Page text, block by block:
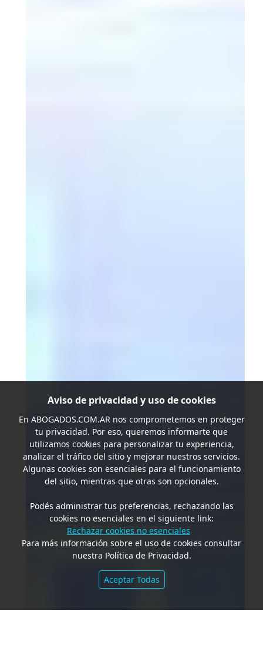
Aviso de privacidad y uso de cookies
En ABOGADOS.COM.ARnos comprometemos en proteger
tu privacidad. Por eso, queremos informarte que
utilizamos cookies para personalizar tu experiencia,
analizar el tráfico del sitio y mejorar nuestros servicios.
Algunas cookies son esenciales para el funcionamiento
del sitio, mientras que otras son opcionales.
Podés administrar tus preferencias, rechazando las
cookies no esenciales en el siguiente link:
Rechazar cookies no esenciales
Para más información sobre el uso de cookies consultar
nuestra Política de Privacidad.
Aceptar Todas